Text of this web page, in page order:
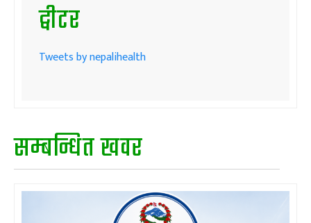
ट्वीटर
Tweets by nepalihealth
सम्बन्धित खवर